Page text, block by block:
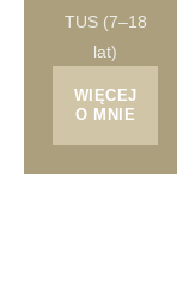
TUS (7–18
lat)
WIĘCEJ
O MNIE